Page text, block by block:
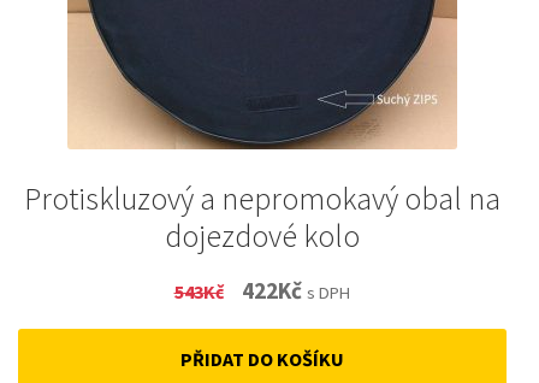
Protiskluzový a nepromokavý obal na
dojezdové kolo
543Kč
Original
price
was:
422KčCurrent
price
is:
s DPH
PŘIDAT DO KOŠÍKU